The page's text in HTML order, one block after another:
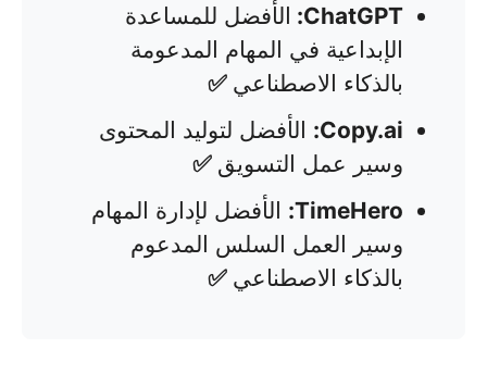
ChatGPT: الأفضل للمساعدة
الإبداعية في المهام المدعومة
بالذكاء الاصطناعي ✅
Copy.ai: الأفضل لتوليد المحتوى
وسير عمل التسويق ✅
TimeHero: الأفضل لإدارة المهام
وسير العمل السلس المدعوم
بالذكاء الاصطناعي ✅